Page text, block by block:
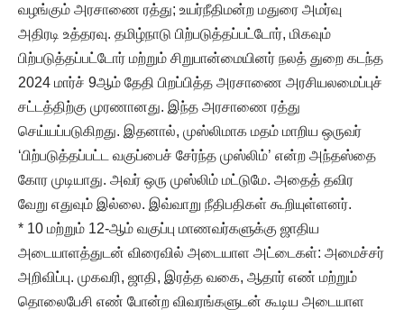
வழங்கும் அரசாணை ரத்து; உயர்நீதிமன்ற மதுரை அமர்வு
அதிரடி உத்தரவு. தமிழ்நாடு பிற்படுத்தப்பட்டோர், மிகவும்
பிற்படுத்தப்பட்டோர் மற்றும் சிறுபான்மையினர் நலத் துறை கடந்த
2024 மார்ச் 9ஆம் தேதி பிறப்பித்த அரசாணை அரசியலமைப்புச்
சட்டத்திற்கு முரணானது. இந்த அரசாணை ரத்து
செய்யப்படுகிறது. இதனால், முஸ்லிமாக மதம் மாறிய ஒருவர்
‘பிற்படுத்தப்பட்ட வகுப்பைச் சேர்ந்த முஸ்லிம்’ என்ற அந்தஸ்தை
கோர முடியாது. அவர் ஒரு முஸ்லிம் மட்டுமே. அதைத் தவிர
வேறு எதுவும் இல்லை. இவ்வாறு நீதிபதிகள் கூறியுள்ளனர்.
* 10 மற்றும் 12-ஆம் வகுப்பு மாணவர்களுக்கு ஜாதிய
அடையாளத்துடன் விரைவில் அடையாள அட்டைகள்: அமைச்சர்
அறிவிப்பு. முகவரி, ஜாதி, இரத்த வகை, ஆதார் எண் மற்றும்
தொலைபேசி எண் போன்ற விவரங்களுடன் கூடிய அடையாள